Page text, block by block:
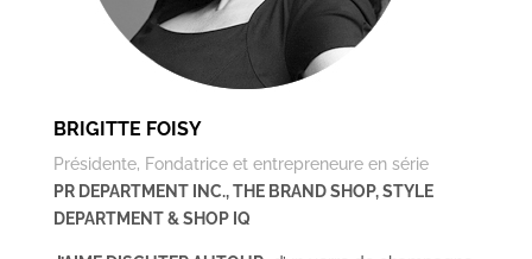
BRIGITTE FOISY
Présidente, Fondatrice et entrepreneure en série
PR DEPARTMENT INC., THE BRAND SHOP, STYLE
DEPARTMENT & SHOP IQ